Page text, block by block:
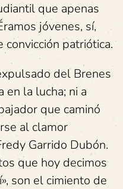
que apenas
jóvenes, sí,
patriótica.
del Brenes
en la lucha; ni a
que caminó
al clamor
Garrido Dubón.
que hoy decimos
son el cimiento de